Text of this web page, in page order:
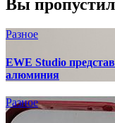
Вы
Разное
EWE Studio
алюминия
Разное